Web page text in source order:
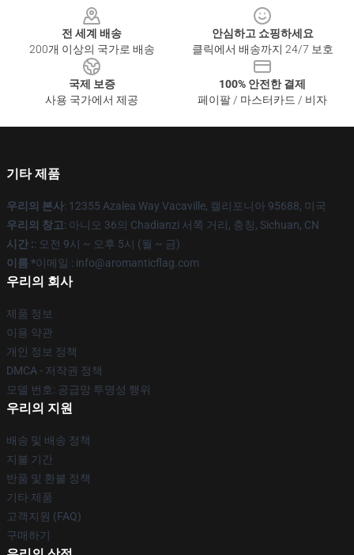
전 세계 배송
200개 이상의 국가로 배송
안심하고 쇼핑하세요
클릭에서 배송까지 24/7 보호
국제 보증
사용 국가에서 제공
100% 안전한 결제
페이팔 / 마스터카드 / 비자
기타 제품
우리의 본사: 12355 Azalea Way Vacaville, 캘리포니아 95688, 미국
우리의 창고: 아니오 36의 Chadianzi 서쪽 거리, 충칭, Sichuan, CN
시간 :: 오전 9시 ~ 오후 5시 (월 ~ 금)
이름 *이메일 : info@aromanticflag.com
우리의 회사
제품 정보
이용 약관
개인 정보 정책
DMCA - 저작권 정책
모델 번호: 공급망 투명성 행위
우리의 지원
배송 및 배송 정책
지불 기간
반품 및 환불 정책
기타 제품
고객지원 (FAQ)
구매하기